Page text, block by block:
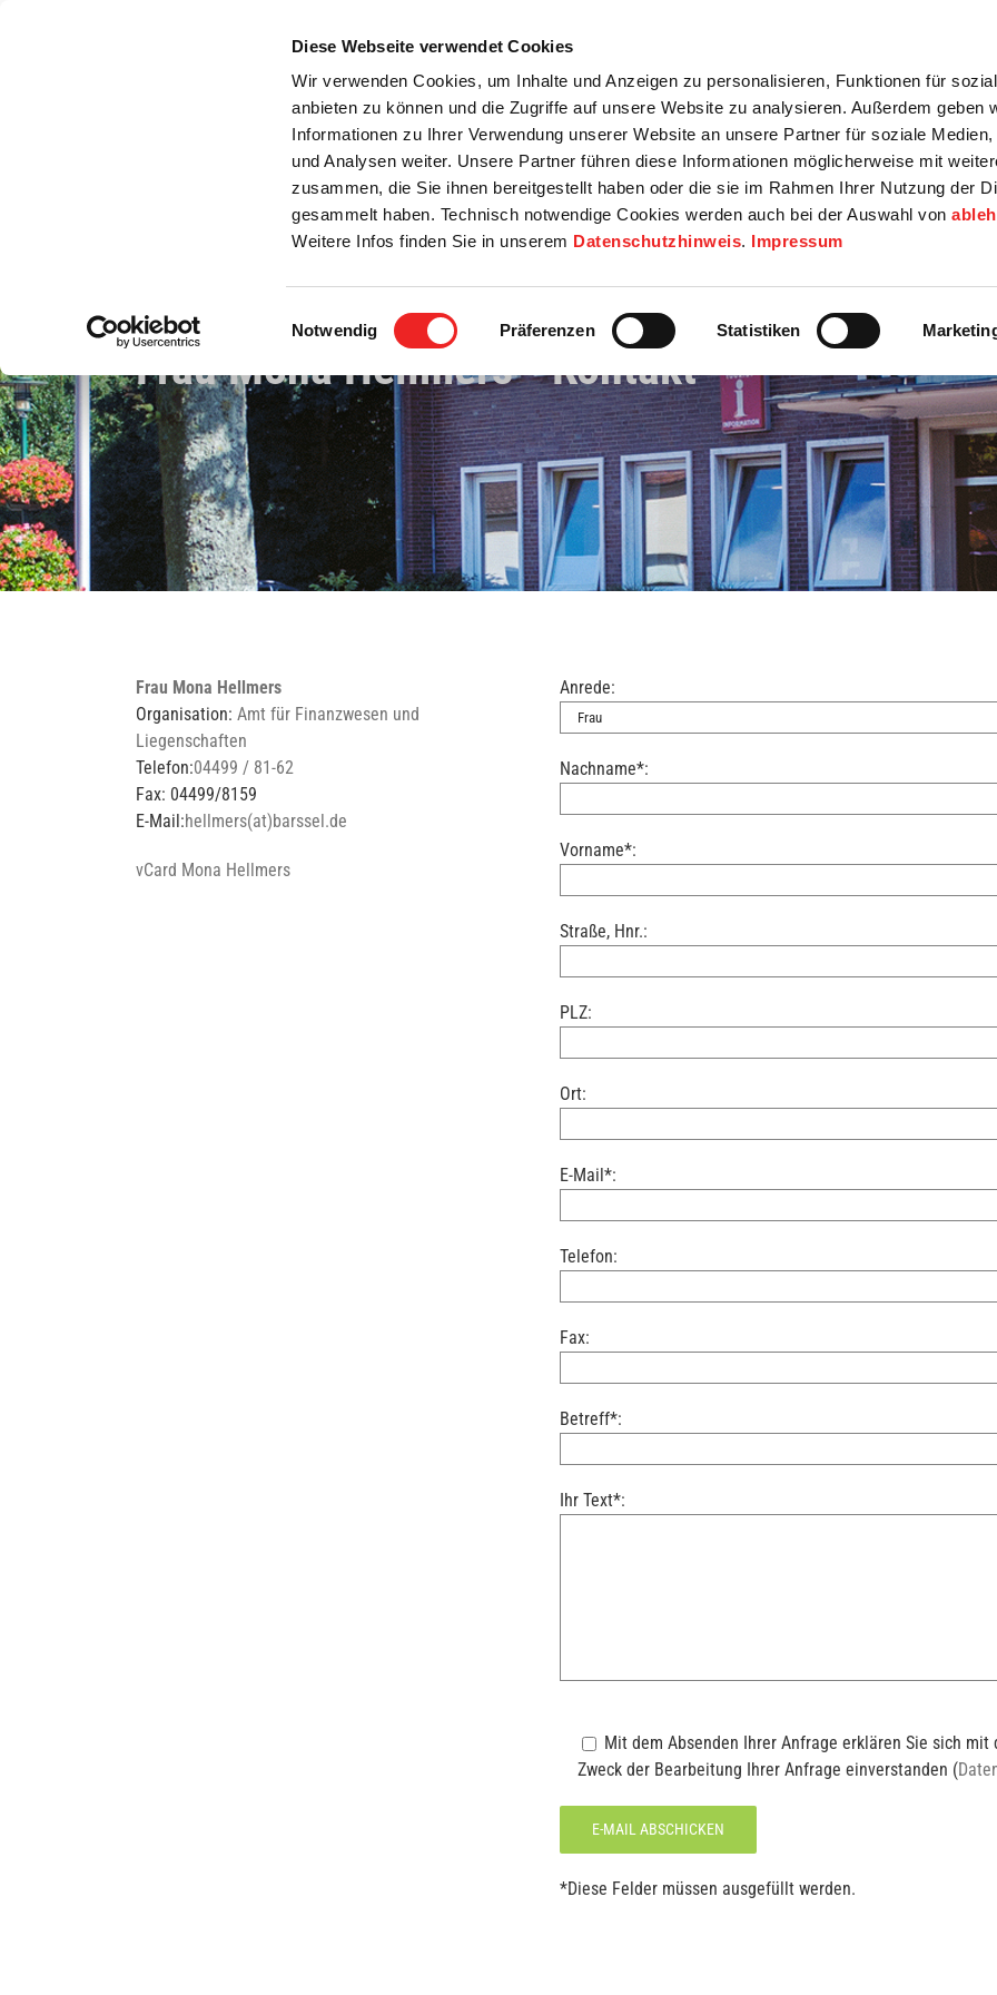
Diese Webseite verwendet Cookies
Wir verwenden Cookies, um Inhalte und Anzeigen zu personalisieren, Funktionen für
anbieten zu können und die Zugriffe auf unsere Website zu analysieren. Außerdem geben
Informationen zu Ihrer Verwendung unserer Website an unsere Partner für soziale Medien,
und Analysen weiter. Unsere Partner führen diese Informationen möglicherweise mit
zusammen, die Sie ihnen bereitgestellt haben oder die sie im Rahmen Ihrer Nutzung der
gesammelt haben. Technisch notwendige Cookies werden auch bei der Auswahl von
Weitere Infos finden Sie in unserem Datenschutzhinweis. Impressum
Einwilligungsauswahl
Notwendig Präferenzen Statistiken
Startseite
Bürgerservice Rats- / Bürgerinfo Wirtschaft / Wohnen Bildung / Soziales Touristik /
Frau Mona Hellmers - Kontakt
Frau Mona Hellmers
Organisation: Amt für Finanzwesen und
Liegenschaften
Telefon:04499 / 81-62
Fax: 04499/8159
E-Mail:hellmers(at)barssel.de
vCard Mona Hellmers
Anrede:
Nachname*:
Vorname*:
Straße, Hnr.:
PLZ:
Ort:
E-Mail*:
Telefon:
Fax:
Betreff*:
Ihr Text*:
Mit dem Absenden Ihrer Anfrage erklären Sie sich
Zweck der Bearbeitung Ihrer Anfrage einverstanden (
*Diese Felder müssen ausgefüllt werden.